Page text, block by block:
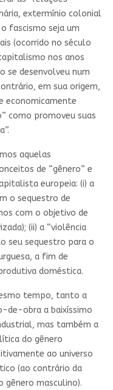
extermínio colonial
fascismo seja um
(ocorrido no século
nos anos
se desenvolveu num
em sua origem,
economicamente
como promoveu suas
aquelas
de “gênero” e
europeia: (i) a
o sequestro de
com o objetivo de
(ii) a “violência
seu sequestro para o
a fim de
doméstica.
tempo, tanto a
de-obra a baixíssimo
mas também a
do gênero
ao universo
(ao contrário da
gênero masculino).